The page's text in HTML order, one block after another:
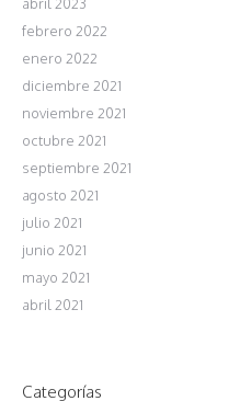
febrero 2022
enero 2022
diciembre 2021
noviembre 2021
octubre 2021
septiembre 2021
agosto 2021
julio 2021
junio 2021
mayo 2021
abril 2021
Categorías